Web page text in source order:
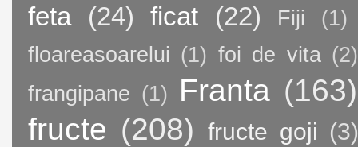
feta (24) ficat (22) Fiji
(1)
floareasoarelui (1) foi de vita (2)
frangipane (1) Franta (163)
fructe (208) fructe goji (3)